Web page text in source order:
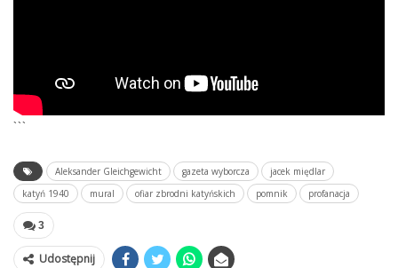
```
Aleksander Gleichgewicht gazeta wyborcza
jacek międlar
katyń 1940
mural ofiar zbrodni katyńskich pomnik profanacja
3
Udostępnij